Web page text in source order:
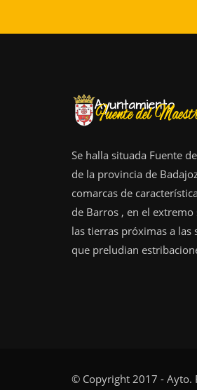
Se halla situada Fuente
de la provincia de
comarcas de
de Barros , en el
las tierras próximas a las
que preludian
© Copyright 2017 - Ayto.